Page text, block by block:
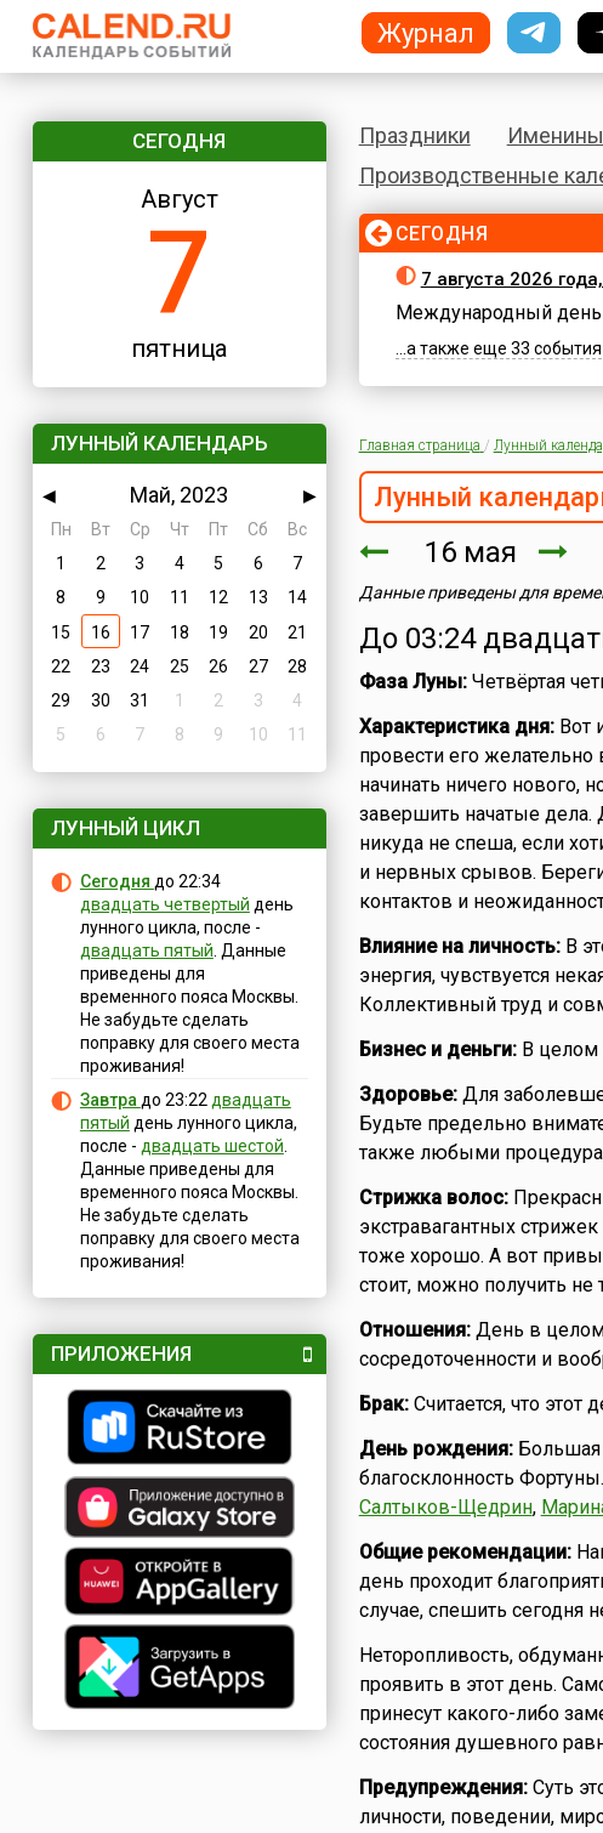
СЕГОДНЯ
Август
7
пятница
ЛУННЫЙ КАЛЕНДАРЬ
◀ Май, 2023
▶
Пн
Вт Ср Чт Пт Сб
Вс
1
2 3 4 5 6
7
8
9 10 11 12 13
14
15
16 17 18 19 20
21
22
23 24 25 26 27
28
29
30 31 1 2 3
4
5
6 7 8 9 10 11
ЛУННЫЙ ЦИКЛ
Сегодня до 22:34
двадцать четвертый день
лунного цикла, после -
двадцать пятый . Данные
приведены для
временного пояса Москвы.
Не забудьте сделать
поправку для своего места
проживания!
Завтра до 23:22 двадцать
пятый день лунного цикла,
после - двадцать шестой
Данные приведены для
временного пояса Москвы.
Не забудьте сделать
поправку для своего места
проживания!
ПРИЛОЖЕНИЯ
Праздники Именины
Производственные
СЕГОДНЯ
7 августа 2026
Международный день
...а также еще 33 события
Главная страница / Лунный
Лунный
16 мая
Данные приведены для
До 03:24
Фаза Луны:Четвёртая
Характеристика дня:Вот
провести его
начинать ничего нового,
завершить начатые дела.
никуда не спеша, если
и нервных срывов.
контактов и
Влияние на личность:В
энергия, чувствуется
Коллективный труд и
Бизнес и деньги:В целом
Здоровье:Для
Будьте предельно
также любыми
Стрижка волос:
экстравагантных
тоже хорошо. А вот
стоит, можно получить
Отношения:День в целом
сосредоточенности и
Брак:Считается, что этот
День рождения:Большая
благосклонность
Салтыков-Щедрин,
Общие рекомендации:
день проходит
случае, спешить сегодня
Неторопливость,
проявить в этот день.
принесут какого-либо
состояния душевного
Предупреждения:Суть
личности, поведении,
Журнал